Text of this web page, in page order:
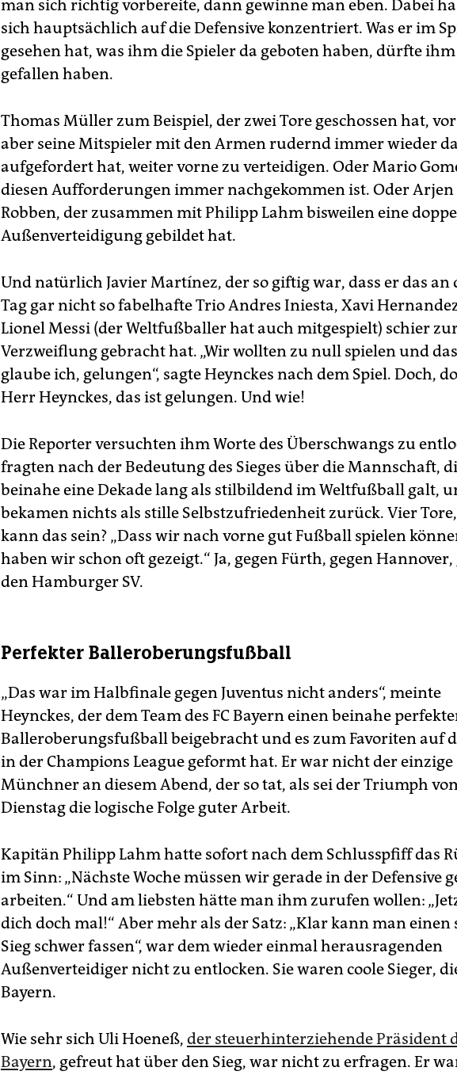
man sich richtig vorbereite, dann gewinne man eben. Dabei
sich hauptsächlich auf die Defensive konzentriert. Was er im
gesehen hat, was ihm die Spieler da geboten haben, dürfte ihm
gefallen haben.
Thomas Müller zum Beispiel, der zwei Tore geschossen hat,
aber seine Mitspieler mit den Armen rudernd immer wieder
aufgefordert hat, weiter vorne zu verteidigen. Oder Mario
diesen Aufforderungen immer nachgekommen ist. Oder Arjen
Robben, der zusammen mit Philipp Lahm bisweilen eine
Außenverteidigung gebildet hat.
Und natürlich Javier Martínez, der so giftig war, dass er das an
Tag gar nicht so fabelhafte Trio Andres Iniesta, Xavi
Lionel Messi (der Weltfußballer hat auch mitgespielt) schier
Verzweiflung gebracht hat. „Wir wollten zu null spielen und
glaube ich, gelungen“, sagte Heynckes nach dem Spiel. Doch,
Herr Heynckes, das ist gelungen. Und wie!
Die Reporter versuchten ihm Worte des Überschwangs zu
fragten nach der Bedeutung des Sieges über die Mannschaft,
beinahe eine Dekade lang als stilbildend im Weltfußball galt,
bekamen nichts als stille Selbstzufriedenheit zurück. Vier
kann das sein? „Dass wir nach vorne gut Fußball spielen
haben wir schon oft gezeigt.“ Ja, gegen Fürth, gegen Hannover,
den Hamburger SV.
Perfekter Balleroberungsfußball
„Das war im Halbfinale gegen Juventus nicht anders“, meinte
Heynckes, der dem Team des FC Bayern einen beinahe
Balleroberungsfußball beigebracht und es zum Favoriten auf
in der Champions League geformt hat. Er war nicht der einzige
Münchner an diesem Abend, der so tat, als sei der Triumph
Dienstag die logische Folge guter Arbeit.
Kapitän Philipp Lahm hatte sofort nach dem Schlusspfiff das
im Sinn: „Nächste Woche müssen wir gerade in der Defensive
arbeiten.“ Und am liebsten hätte man ihm zurufen wollen:
dich doch mal!“ Aber mehr als der Satz: „Klar kann man einen
Sieg schwer fassen“, war dem wieder einmal herausragenden
Außenverteidiger nicht zu entlocken. Sie waren coole Sieger,
Bayern.
Wie sehr sich Uli Hoeneß, der steuerhinterziehende Präsident
Bayern, gefreut hat über den Sieg, war nicht zu erfragen. Er